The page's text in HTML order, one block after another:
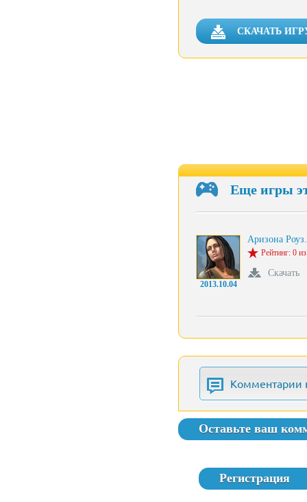
СКАЧАТЬ
Еще игры
2013.10.04
Аризона
Рейтинг: 0
Скачать
Комментарии
Оставьте ваш
Регистрация